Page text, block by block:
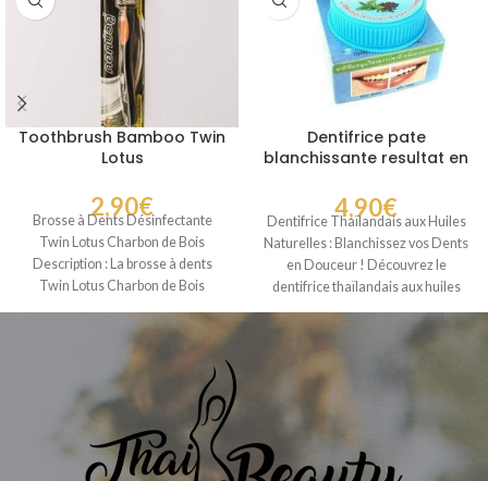
Toothbrush Bamboo Twin
Lotus
2,90€
Brosse à Dents Désinfectante
Twin Lotus Charbon de Bois
Description : La brosse à dents
Twin Lotus Charbon de Bois
Dentifrice pate
blanchissante resultat en
4,90€
Dentifrice Thaïlandais aux Huiles
Naturelles : Blanchissez vos Dents
en Douceur ! Découvrez le
dentifrice thaïlandais aux huiles
naturelles, un